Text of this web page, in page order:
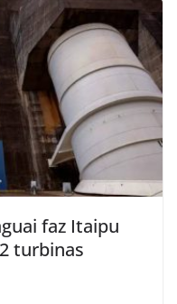
faz Itaipu
turbinas